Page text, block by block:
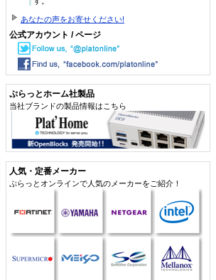
あなたの声をお寄せください!
公式アカウント / ページ
ぷらっとホーム社製品
当社ブランドの製品情報はこちら
人気・定番メーカー
ぷらっとオンラインで人気のメーカーをご紹介！